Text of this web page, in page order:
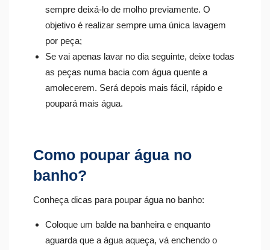
sempre deixá-lo de molho previamente. O
objetivo é realizar sempre uma única lavagem
por peça;
Se vai apenas lavar no dia seguinte, deixe todas
as peças numa bacia com água quente a
amolecerem. Será depois mais fácil, rápido e
poupará mais água.
Como poupar água no
banho?
Conheça dicas para poupar água no banho:
Coloque um balde na banheira e enquanto
aguarda que a água aqueça, vá enchendo o